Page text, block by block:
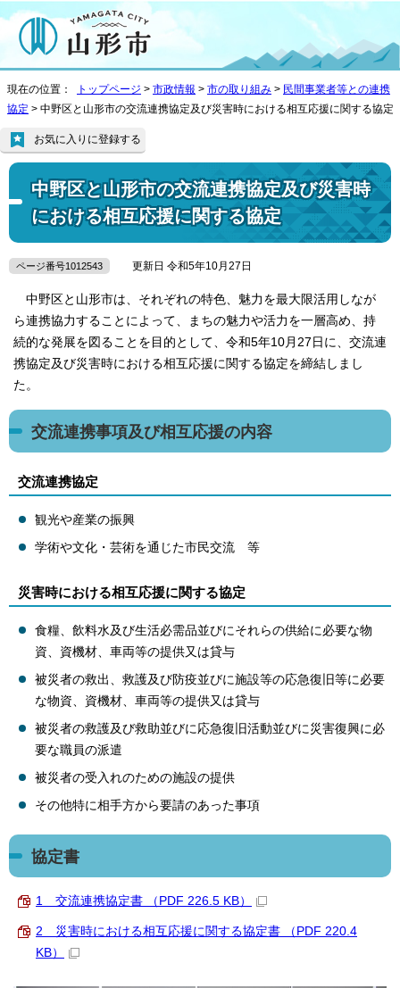
現在の位置： トップページ > 市政情報 > 市の取り組み > 民間事業者等との連携
協定 > 中野区と山形市の交流連携協定及び災害時における相互応援に関する協定
中野区と山形市の交流連携協定及び災害時
における相互応援に関する協定
お気に入りに登録する
ページ番号1012543 更新日 令和5年10月27日
中野区と山形市は、それぞれの特色、魅力を最大限活用しなが
ら連携協力することによって、まちの魅力や活力を一層高め、持
続的な発展を図ることを目的として、令和5年10月27日に、交流連
携協定及び災害時における相互応援に関する協定を締結しまし
た。
交流連携事項及び相互応援の内容
交流連携協定
観光や産業の振興
学術や文化・芸術を通じた市民交流 等
災害時における相互応援に関する協定
食糧、飲料水及び生活必需品並びにそれらの供給に必要な物
資、資機材、車両等の提供又は貸与
被災者の救出、救護及び防疫並びに施設等の応急復旧等に必要
な物資、資機材、車両等の提供又は貸与
被災者の救護及び救助並びに応急復旧活動並びに災害復興に必
要な職員の派遣
被災者の受入れのための施設の提供
その他特に相手方から要請のあった事項
協定書
1 交流連携協定書 （PDF 226.5 KB）
2 災害時における相互応援に関する協定書 （PDF 220.4
KB）